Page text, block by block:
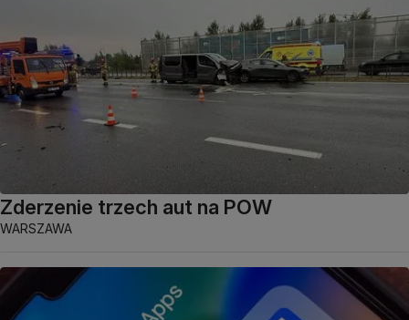
Zderzenie trzech aut na POW
WARSZAWA